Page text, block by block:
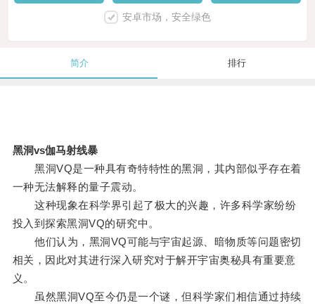
安卓市场，安全绿色
简介 排行
黑洞vs伽马射线暴
黑洞VQ是一种具有奇特特性的黑洞，其内部似乎存在着
一种无法解释的量子震动。
这种现象在科学界引起了极大的兴趣，许多科学家纷纷
投入到探索黑洞VQ的研究中。
他们认为，黑洞VQ可能与宇宙起源、暗物质等问题密切
相关，因此对其进行深入研究对于解开宇宙奥秘具有重要意
义。
虽然黑洞VQ至今仍是一个谜，但科学家们相信通过持续